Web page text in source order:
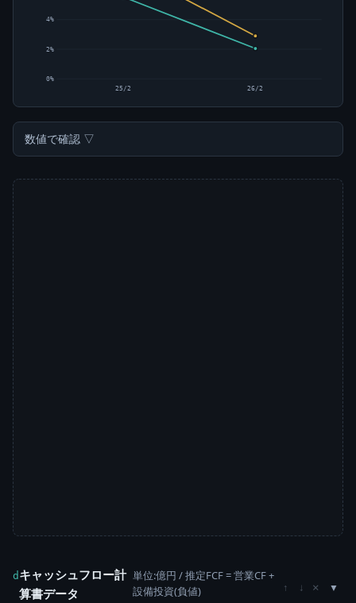
0%
2%
4%
25/2 26/2
数値で確認 ▽
d キャッシュフロー計
算書データ
単位:億円 / 推定FCF = 営業CF +
設備投資(負値)
↑ ↓ ×